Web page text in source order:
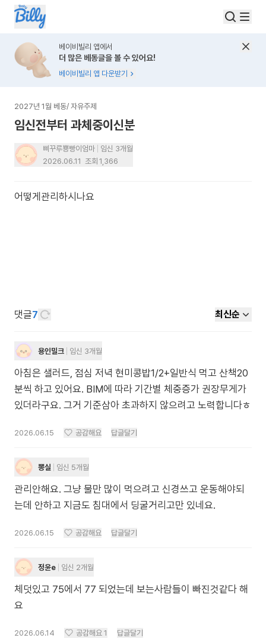
베이비빌리 앱에서
더 많은 베동글을 볼 수 있어요!
베이비빌리 앱 다운받기
2027년 1월 베동/ 자유주제
임신전부터 과체중이신분
삐꾸루뿅빵이엄마
임신 3개월
2026.06.11 조회 1,366
어떻게관리하시나요
댓글7 최신순
용인밀크 임신 3개월
아침은 샐러드, 점심 저녁 현미콩밥1/2+일반식 먹고 산책20
분씩 하고 있어요. BIM에 따라 기간별 체중증가 권장무게가
있더라구요. 그거 기준삼아 초과하지 않으려고 노력합니다ㅎ
2026.06.15 공감해요 답글달기
뽕실 임신 5개월
관리안해요. 그냥 물만 많이 먹으려고 신경쓰고 운동해야되
는데 안하고 지금도 침대에서 딩굴거리고만 있네요.
2026.06.15 공감해요 답글달기
정윤e 임신 2개월
체덧있고 75에서 77 되었는데 보는사람들이 빠진것같다 해
요
2026.06.14 공감해요 1 답글달기